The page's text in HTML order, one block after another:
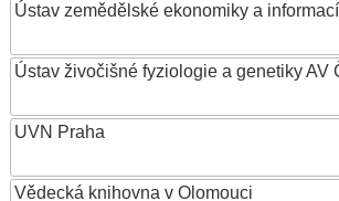
Ústav zemědělské ekonomiky a informací
Ústav živočišné fyziologie a genetiky AV
UVN Praha
Vědecká knihovna v Olomouci